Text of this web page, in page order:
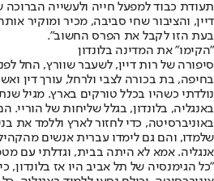
תעודת כבוד למפעל חייה ולעשייה
דיין, והציבור שחי סביבה, מכיר ומוקיר
בעת הזו לקבל את הפרס החשוב".
"הקימו" את המדינה בלונדון
בחיפה, בת בכורה לצבי ולרחל, עורך דין
נולדתי כשהיו בכלל טורקים בארץ. מגיל
באנגליה, בלונדון, בגלל שליחות של הוריי.
באוניברסיטה, כדי לחזור לארץ וללמד את
שלמדו, והם גם לימדו עברית אנשים
אנגליה. אמא לא היתה בבית, וגדלתי עם
"כל הגימנסיה של תל אביב היו אז בלונדון,